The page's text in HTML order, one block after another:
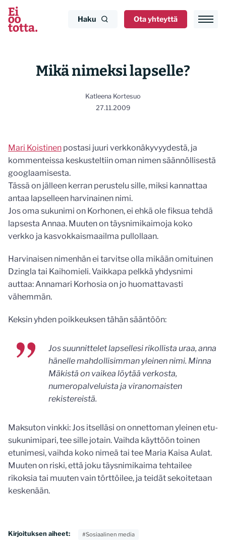
Siirry
sisältöön
Haku Ota yhteyttä
Mikä nimeksi lapselle?
Katleena Kortesuo
27.11.2009
Mari Koistinen postasi juuri verkkonäkyvyydestä, ja
kommenteissa keskusteltiin oman nimen säännöllisestä
googlaamisesta.
Tässä on jälleen kerran perustelu sille, miksi kannattaa
antaa lapselleen harvinainen nimi.
Jos oma sukunimi on Korhonen, ei ehkä ole fiksua tehdä
lapsesta Annaa. Muuten on täysnimikaimoja koko
verkko ja kasvokkaismaailma pullollaan.
Harvinaisen nimenhän ei tarvitse olla mikään omituinen
Dzingla tai Kaihomieli. Vaikkapa pelkkä yhdysnimi
auttaa: Annamari Korhosia on jo huomattavasti
vähemmän.
Keksin yhden poikkeuksen tähän sääntöön:
Jos suunnittelet lapsellesi rikollista uraa, anna
hänelle mahdollisimman yleinen nimi. Minna
Mäkistä on vaikea löytää verkosta,
numeropalveluista ja viranomaisten
rekistereistä.
Maksuton vinkki: Jos itselläsi on onnettoman yleinen etu-
sukunimipari, tee sille jotain. Vaihda käyttöön toinen
etunimesi, vaihda koko nimeä tai tee Maria Kaisa Aulat.
Muuten on riski, että joku täysnimikaima tehtailee
rikoksia tai muuten vain törttöilee, ja teidät sekoitetaan
keskenään.
Kirjoituksen aiheet: #Sosiaalinen media